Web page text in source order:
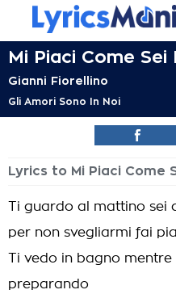
Mi Piaci Come Sei
Gianni Fiorellino
Gli Amori Sono In Noi
Lyrics to Mi Piaci Come
Ti guardo al mattino sei
per non svegliarmi fai
Ti vedo in bagno
preparando